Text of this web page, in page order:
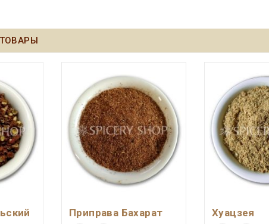
Приправа Бахарат Хуацзея